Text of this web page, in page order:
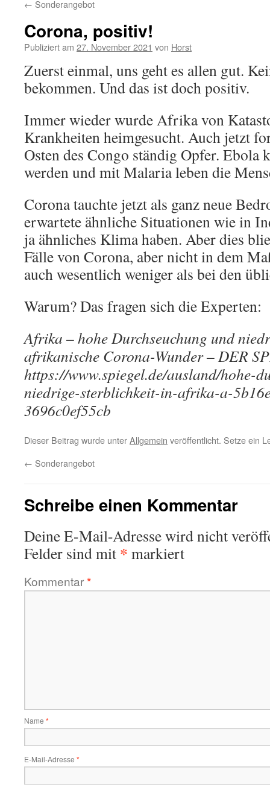
← Sonderangebot
Corona, positiv!
Publiziert am 27. November 2021 von Horst
Zuerst einmal, uns geht es allen gut.
bekommen. Und das ist doch positiv.
Immer wieder wurde Afrika von
Krankheiten heimgesucht. Auch jetzt
Osten des Congo ständig Opfer. Ebola
werden und mit Malaria leben die
Corona tauchte jetzt als ganz neue
erwartete ähnliche Situationen wie in
ja ähnliches Klima haben. Aber dies
Fälle von Corona, aber nicht in dem
auch wesentlich weniger als bei den
Warum? Das fragen sich die Experten:
Afrika – hohe Durchseuchung und
afrikanische Corona-Wunder – DER
https://www.spiegel.de/ausland/hohe-
niedrige-sterblichkeit-in-afrika-a-
3696c0ef55cb
Dieser Beitrag wurde unterAllgemein veröffentlicht. Setze ein
← Sonderangebot
Schreibe einen Kommentar
Deine E-Mail-Adresse wird nicht
Felder sind mit * markiert
Kommentar*
Name *
E-Mail-Adresse *